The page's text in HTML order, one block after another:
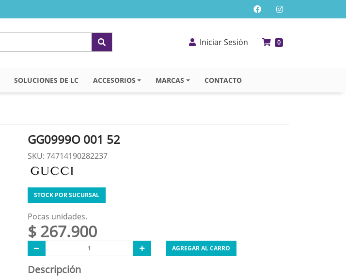
Iniciar Sesión 0
SOLUCIONES DE LC ACCESORIOS MARCAS CONTACTO
GG0999O 001 52
SKU: 74714190282237
STOCK POR SUCURSAL
Pocas unidades.
$ 267.900
AGREGAR AL CARRO
Descripción